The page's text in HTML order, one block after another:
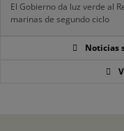
El Gobierno da luz verde al
marinas de segundo ciclo
Noticias